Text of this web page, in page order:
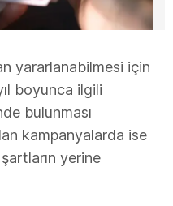
yararlanabilmesi için
boyunca ilgili
bulunması
kampanyalarda ise
yerine